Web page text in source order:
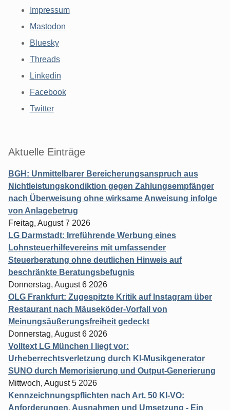
Impressum
Mastodon
Bluesky
Threads
Linkedin
Facebook
Twitter
Aktuelle Einträge
BGH: Unmittelbarer Bereicherungsanspruch aus
Nichtleistungskondiktion gegen Zahlungsempfänger
nach Überweisung ohne wirksame Anweisung infolge
von Anlagebetrug
Freitag, August 7 2026
LG Darmstadt: Irreführende Werbung eines
Lohnsteuerhilfevereins mit umfassender
Steuerberatung ohne deutlichen Hinweis auf
beschränkte Beratungsbefugnis
Donnerstag, August 6 2026
OLG Frankfurt: Zugespitzte Kritik auf Instagram über
Restaurant nach Mäuseköder-Vorfall von
Meinungsäußerungsfreiheit gedeckt
Donnerstag, August 6 2026
Volltext LG München I liegt vor:
Urheberrechtsverletzung durch KI-Musikgenerator
SUNO durch Memorisierung und Output-Generierung
Mittwoch, August 5 2026
Kennzeichnungspflichten nach Art. 50 KI-VO:
Anforderungen, Ausnahmen und Umsetzung - Ein